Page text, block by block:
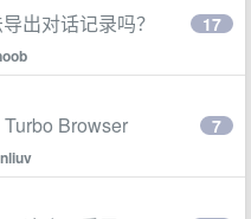
出对话记录吗？ 17
Browser 7